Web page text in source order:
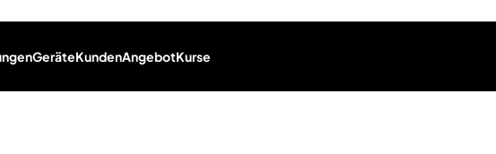
GeräteKundenAngebotKurse